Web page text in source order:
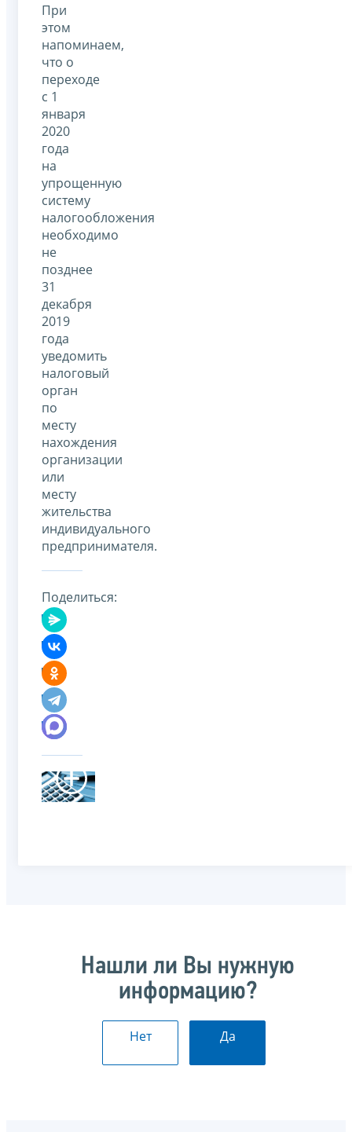
При
этом
напоминаем,
что о
переходе
с 1
января
2020
года
на
упрощенную
систему
налогообложения
необходимо
не
позднее
31
декабря
2019
года
уведомить
налоговый
орган
по
месту
нахождения
организации
или
месту
жительства
индивидуального
предпринимателя.
Поделиться:
Нашли ли Вы нужную
информацию?
Нет Да